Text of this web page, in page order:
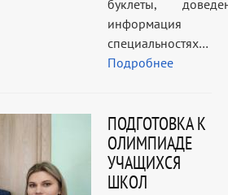
буклеты,
информация
специальностях…
Подробнее
ПОДГОТОВКА К
ОЛИМПИАДЕ
УЧАЩИХСЯ
ШКОЛ